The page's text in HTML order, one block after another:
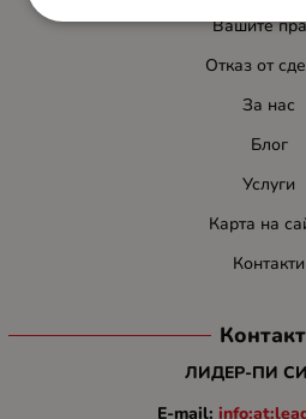
Вашите
Отказ от
За нас
Блог
Услуги
Карта на
Контакти
ЛИДЕР-ПИ
E-mail: